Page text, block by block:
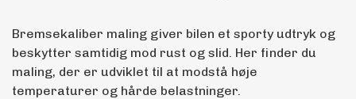
Biludstyr
EV Udstyr
Bremsekaliber maling giver bilen et sporty udtryk og
beskytter samtidig mod rust og slid. Her finder du
maling, der er udviklet til at modstå høje
temperaturer og hårde belastninger.